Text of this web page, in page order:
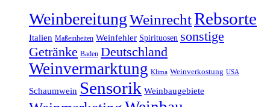
WeinbereitungWeinrechtRebsorte
Italien Maßeinheiten Weinfehler Spirituosen sonstige
Getränke Baden Deutschland
Weinvermarktung Klima Weinverkostung USA
Schaumwein Sensorik Weinbaugebiete